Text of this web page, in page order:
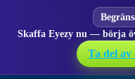
Skaffa Eyezy nu — börja
Ta del